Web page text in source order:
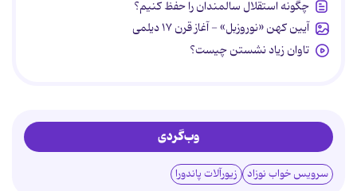
چگونه استقلال سالمندان را حفظ کنیم؟
آیین کهن «نوروزبل» - آغاز قرن ۱۷ دیلمی
تاوان زیاد نشستن چیست؟
وب‌گردی
سرویس خواب نوزاد زیورآلات پاندورا